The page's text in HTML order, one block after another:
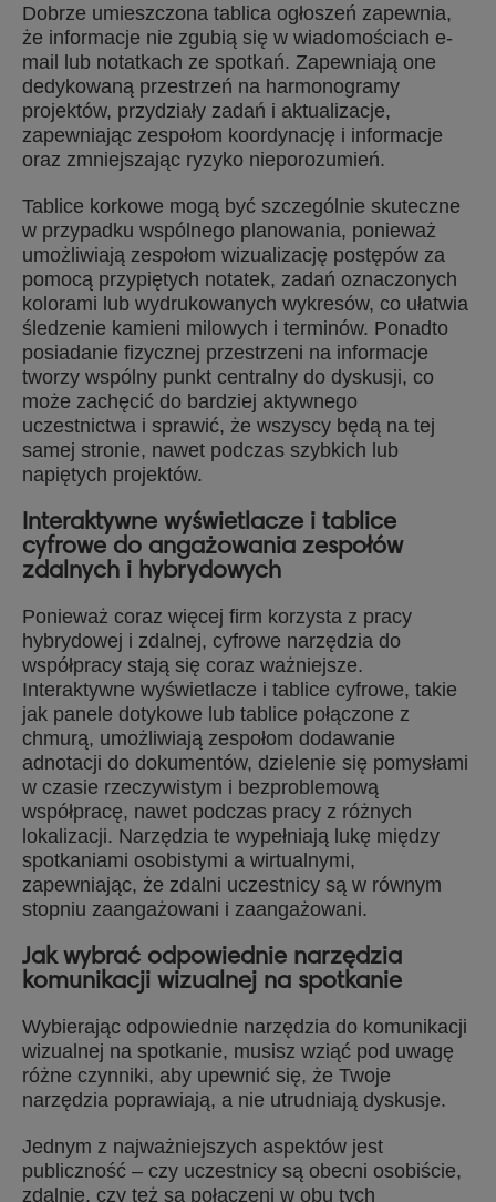
Dobrze umieszczona tablica ogłoszeń zapewnia,
że informacje nie zgubią się w wiadomościach e-
mail lub notatkach ze spotkań. Zapewniają one
dedykowaną przestrzeń na harmonogramy
projektów, przydziały zadań i aktualizacje,
zapewniając zespołom koordynację i informacje
oraz zmniejszając ryzyko nieporozumień.
Tablice korkowe mogą być szczególnie skuteczne
w przypadku wspólnego planowania, ponieważ
umożliwiają zespołom wizualizację postępów za
pomocą przypiętych notatek, zadań oznaczonych
kolorami lub wydrukowanych wykresów, co ułatwia
śledzenie kamieni milowych i terminów. Ponadto
posiadanie fizycznej przestrzeni na informacje
tworzy wspólny punkt centralny do dyskusji, co
może zachęcić do bardziej aktywnego
uczestnictwa i sprawić, że wszyscy będą na tej
samej stronie, nawet podczas szybkich lub
napiętych projektów.
Interaktywne wyświetlacze i tablice
cyfrowe do angażowania zespołów
zdalnych i hybrydowych
Ponieważ coraz więcej firm korzysta z pracy
hybrydowej i zdalnej, cyfrowe narzędzia do
współpracy stają się coraz ważniejsze.
Interaktywne wyświetlacze i tablice cyfrowe, takie
jak panele dotykowe lub tablice połączone z
chmurą, umożliwiają zespołom dodawanie
adnotacji do dokumentów, dzielenie się pomysłami
w czasie rzeczywistym i bezproblemową
współpracę, nawet podczas pracy z różnych
lokalizacji. Narzędzia te wypełniają lukę między
spotkaniami osobistymi a wirtualnymi,
zapewniając, że zdalni uczestnicy są w równym
stopniu zaangażowani i zaangażowani.
Jak wybrać odpowiednie narzędzia
komunikacji wizualnej na spotkanie
Wybierając odpowiednie narzędzia do komunikacji
wizualnej na spotkanie, musisz wziąć pod uwagę
różne czynniki, aby upewnić się, że Twoje
narzędzia poprawiają, a nie utrudniają dyskusje.
Jednym z najważniejszych aspektów jest
publiczność – czy uczestnicy są obecni osobiście,
zdalnie, czy też są połączeni w obu tych